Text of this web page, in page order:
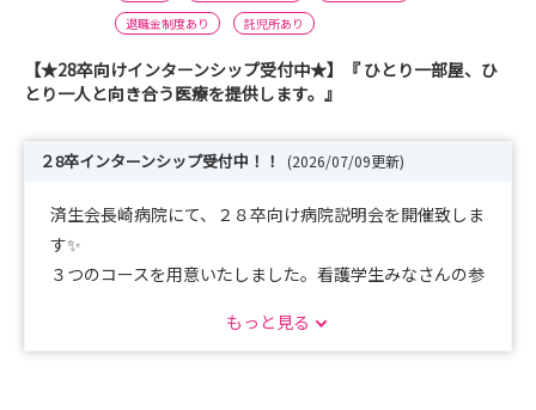
退職金制度あり
託児所あり
【★28卒向けインターンシップ受付中★】『 ひとり一部屋、ひ
とり一人と向き合う医療を提供します。』
２8卒インターンシップ受付中！！ (2026/07/09更新)
済生会長崎病院にて、２８卒向け病院説明会を開催致しま
す✨
３つのコースを用意いたしました。看護学生みなさんの参
もっと見る